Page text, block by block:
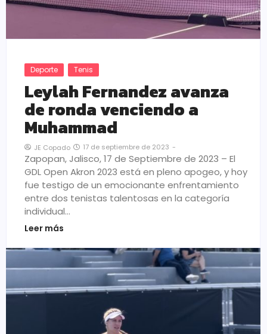
Deporte Tenis
Leylah Fernandez avanza
de ronda venciendo a
Muhammad
JE Copado 17 de septiembre de 2023 -
Zapopan, Jalisco, 17 de Septiembre de 2023 – El
GDL Open Akron 2023 está en pleno apogeo, y hoy
fue testigo de un emocionante enfrentamiento
entre dos tenistas talentosas en la categoría
individual…
Leer más